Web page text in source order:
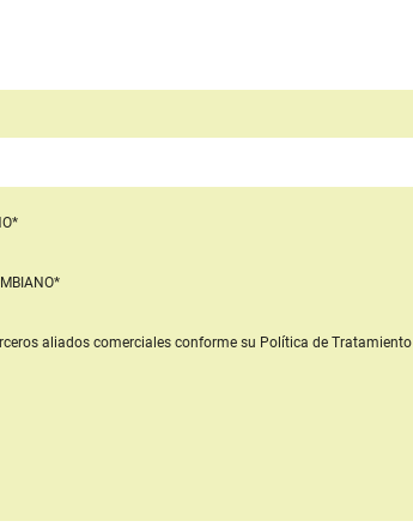
aliados comercialesconforme su Política de Tratamiento